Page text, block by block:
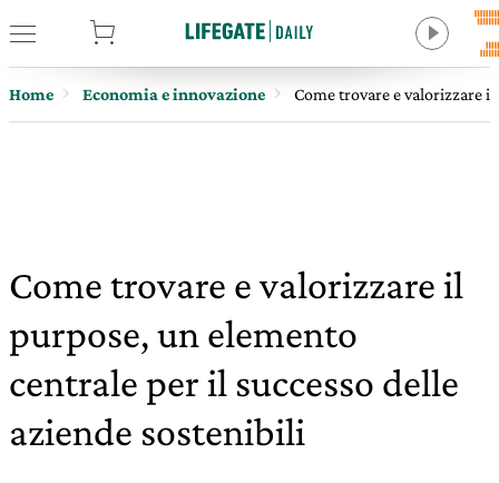
Home Economia e innovazione Come trovare e valorizzare
Come trovare e valorizzare il
purpose, un elemento
centrale per il successo delle
aziende sostenibili